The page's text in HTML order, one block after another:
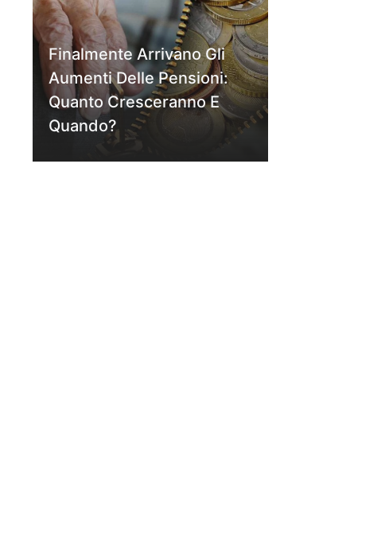
Finalmente Arrivano Gli
Aumenti Delle Pensioni:
Quanto Cresceranno E
Quando?